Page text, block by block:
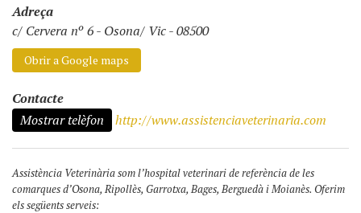
Adreça
c/ Cervera nº 6- Osona/ Vic - 08500
Obrir a Google maps
Contacte
Mostrar telèfon
http://www.assistenciaveterinaria.com
Assistència Veterinària som l’hospital veterinari de referència de les
comarques d’Osona, Ripollès, Garrotxa, Bages, Berguedà i Moianès. Oferim
els següents serveis: